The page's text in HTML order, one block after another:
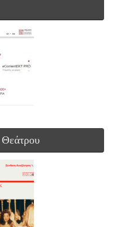
Θεάτρου